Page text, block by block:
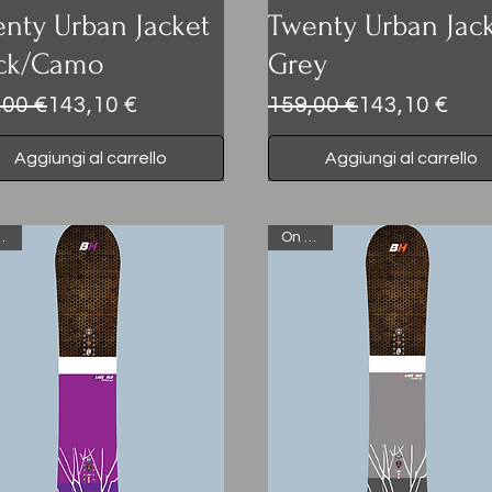
Urban Jacket
Camo
regolare
€
scontato
143,10 €
Aggiungi al carrello
Twenty Urban
Grey
Prezzo regolare
159,00 €
Prezzo scontato
143,10 €
Aggiungi al carrello
On Sale